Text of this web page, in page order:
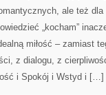
ale też
„kocham”
miłość – zamiast
z dialogu, z
i Spokój i Wstyd i […]